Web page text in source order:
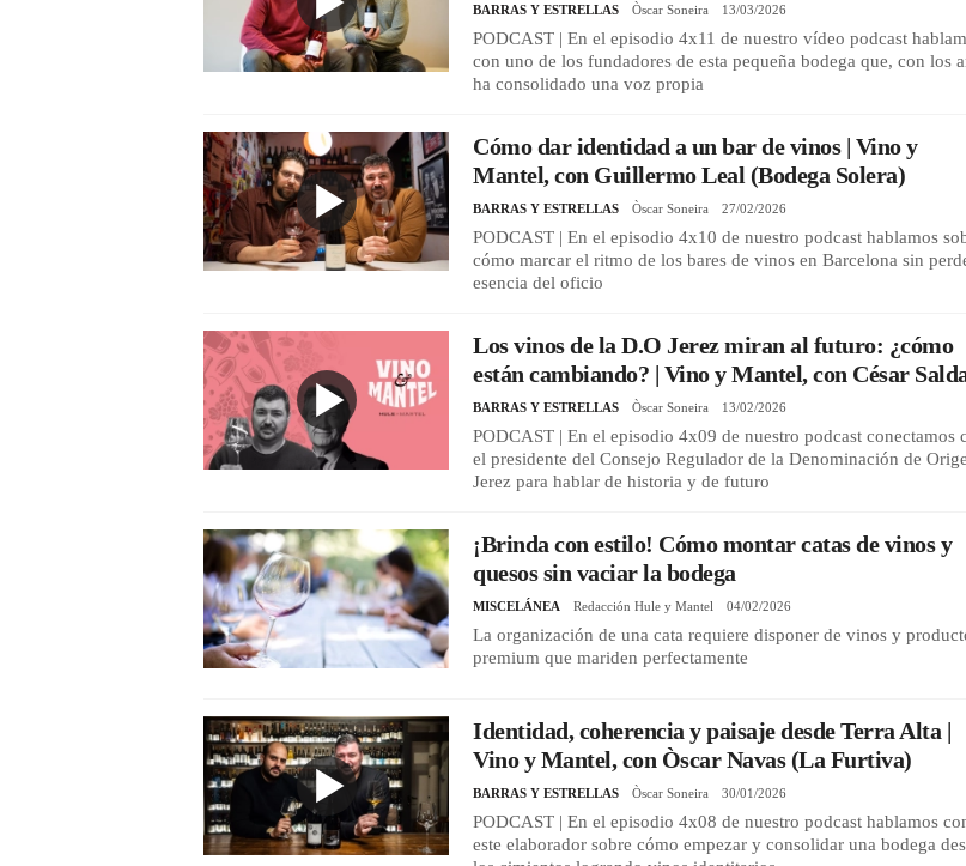
BARRAS Y ESTRELLAS Òscar Soneira 13/03/2026
PODCAST | En el episodio 4x11 de nuestro vídeo podcast
con uno de los fundadores de esta pequeña bodega que, con los
ha consolidado una voz propia
Cómo dar identidad a un bar de vinos | Vino y
Mantel, con Guillermo Leal (Bodega Solera)
BARRAS Y ESTRELLAS Òscar Soneira 27/02/2026
PODCAST | En el episodio 4x10 de nuestro podcast hablamos
cómo marcar el ritmo de los bares de vinos en Barcelona sin
esencia del oficio
Los vinos de la D.O Jerez miran al futuro: ¿cómo
están cambiando? | Vino y Mantel, con César
BARRAS Y ESTRELLAS Òscar Soneira 13/02/2026
PODCAST | En el episodio 4x09 de nuestro podcast conectamos
el presidente del Consejo Regulador de la Denominación de
Jerez para hablar de historia y de futuro
¡Brinda con estilo! Cómo montar catas de vinos y
quesos sin vaciar la bodega
MISCELÁNEA Redacción Hule y Mantel 04/02/2026
La organización de una cata requiere disponer de vinos y
premium que mariden perfectamente
Identidad, coherencia y paisaje desde Terra Alta |
Vino y Mantel, con Òscar Navas (La Furtiva)
BARRAS Y ESTRELLAS Òscar Soneira 30/01/2026
PODCAST | En el episodio 4x08 de nuestro podcast hablamos
este elaborador sobre cómo empezar y consolidar una bodega